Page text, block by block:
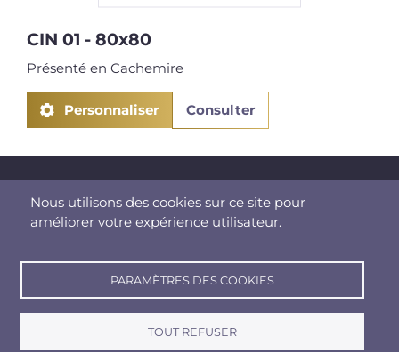
CIN 01 - 80x80
Présenté en Cachemire
Personnaliser Consulter
Mentions légales
5 Hameau du Moulin du Pradel
81210 LACROUZETTE
Nous utilisons des cookies sur ce site pour
améliorer votre expérience utilisateur.
PARAMÈTRES DES COOKIES
TOUT REFUSER